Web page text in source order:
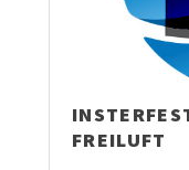
FREILUFT